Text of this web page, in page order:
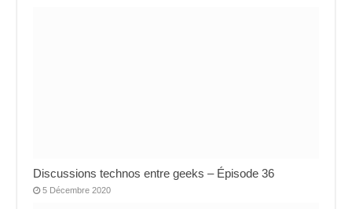
Discussions technos entre geeks – Épisode 36
5 Décembre 2020